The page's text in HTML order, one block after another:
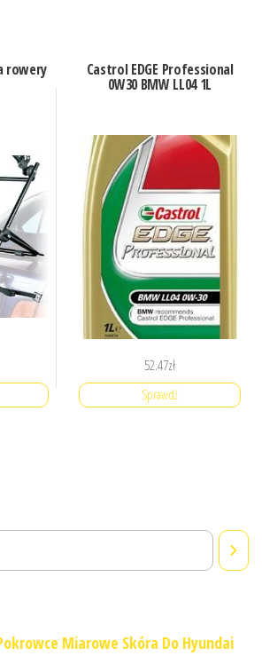
rowery Castrol EDGE Professional
0W30 BMW LL04 1L
52.47zł
Sprawdź
Miarowe Skóra Do Hyundai